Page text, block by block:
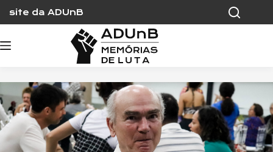
content
site da ADUnB